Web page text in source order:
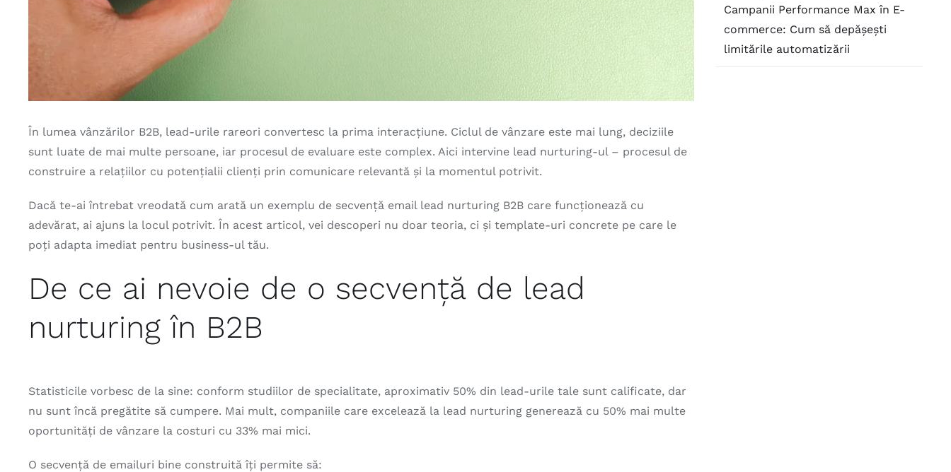
În lumea vânzărilor B2B, lead-urile rareori convertesc la prima interacțiune. Ciclul de vânzare este mai lung, deciziile
sunt luate de mai multe persoane, iar procesul de evaluare este complex. Aici intervine lead nurturing-ul – procesul de
construire a relațiilor cu potențialii clienți prin comunicare relevantă și la momentul potrivit.
Dacă te-ai întrebat vreodată cum arată un exemplu de secvență email lead nurturing B2B care funcționează cu
adevărat, ai ajuns la locul potrivit. În acest articol, vei descoperi nu doar teoria, ci și template-uri concrete pe care le
poți adapta imediat pentru business-ul tău.
De ce ai nevoie de o secvență de lead
nurturing în B2B
Statisticile vorbesc de la sine: conform studiilor de specialitate, aproximativ 50% din lead-urile tale sunt calificate, dar
nu sunt încă pregătite să cumpere. Mai mult, companiile care excelează la lead nurturing generează cu 50% mai multe
oportunități de vânzare la costuri cu 33% mai mici.
O secvență de emailuri bine construită îți permite să:
Campanii Performance Max în E-
commerce: Cum să depășești
limitările automatizării